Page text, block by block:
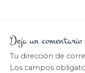
Deja un comentario
Tu dirección de
Los campos